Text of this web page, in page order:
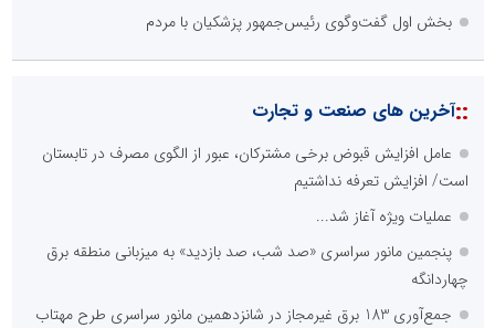
بخش اول گفت‌وگوی رئیس‌جمهور پزشکیان با مردم
::آخرین های صنعت و تجارت
عامل افزایش قبوض برخی مشترکان، عبور از الگوی مصرف در تابستان
است/ افزایش تعرفه نداشتیم
عملیات ویژه آغاز شد...
پنجمین مانور سراسری «صد شب، صد بازدید» به میزبانی منطقه برق
چهاردانگه
جمع‌آوری 183 برق غیرمجاز در شانزدهمین مانور سراسری طرح مهتاب